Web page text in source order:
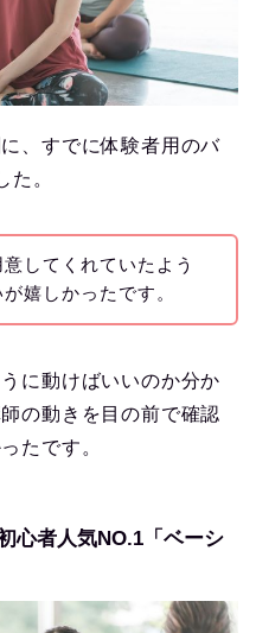
、すでに体験者用のバ
た。
してくれていたよう
嬉しかったです。
に動けばいいのか分か
の動きを目の前で確認
たです。
心者人気NO.1「ベーシ